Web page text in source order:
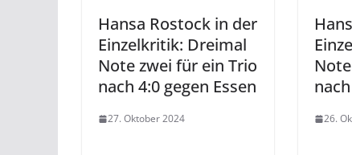
Hansa Rostock in der
Einzelkritik: Dreimal
Note zwei für ein Trio
nach 4:0 gegen Essen
27. Oktober 2024 26.